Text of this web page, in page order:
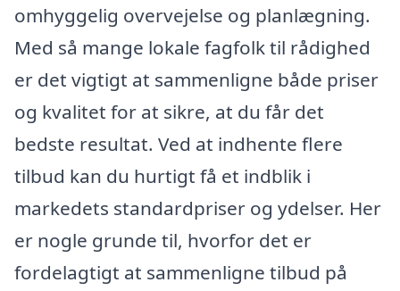
omhyggelig overvejelse og planlægning.
Med så mange lokale fagfolk til rådighed
er det vigtigt at sammenligne både priser
og kvalitet for at sikre, at du får det
bedste resultat. Ved at indhente flere
tilbud kan du hurtigt få et indblik i
markedets standardpriser og ydelser. Her
er nogle grunde til, hvorfor det er
fordelagtigt at sammenligne tilbud på